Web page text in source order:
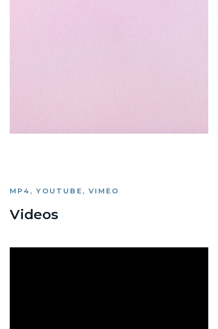
MP4, YOUTUBE, VIMEO
Videos